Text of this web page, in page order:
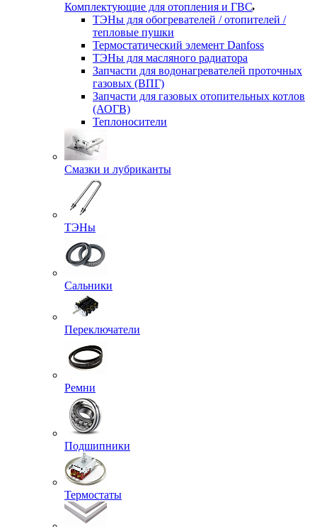
Комплектующие для отопления и ГВС
ТЭНы для обогревателей / отопителей /
тепловые пушки
Термостатический элемент Danfoss
ТЭНы для масляного радиатора
Запчасти для водонагревателей проточных
газовых (ВПГ)
Запчасти для газовых отопительных котлов
(АОГВ)
Теплоносители
Смазки и лубриканты
ТЭНы
Сальники
Переключатели
Ремни
Подшипники
Термостаты